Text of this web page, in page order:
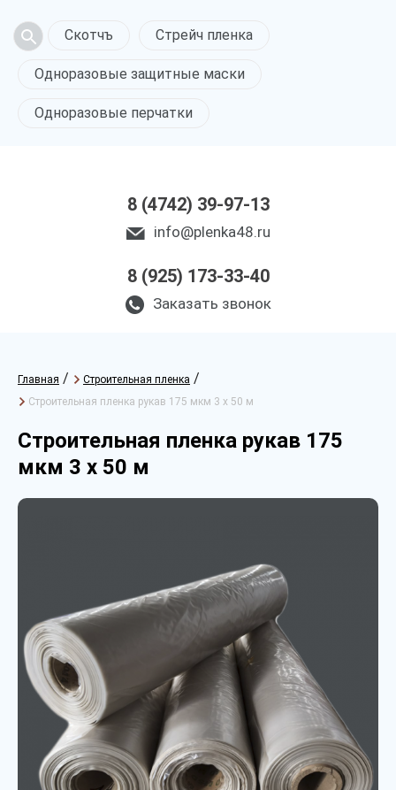
Скотчъ Стрейч пленка
Одноразовые защитные маски
Одноразовые перчатки
8 (4742) 39-97-13
info@plenka48.ru
8 (925) 173-33-40
Заказать звонок
Главная / Строительная пленка /
Строительная пленка рукав 175 мкм 3 х 50 м
Строительная пленка рукав 175
мкм 3 х 50 м